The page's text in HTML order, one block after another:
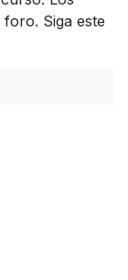
Siga este